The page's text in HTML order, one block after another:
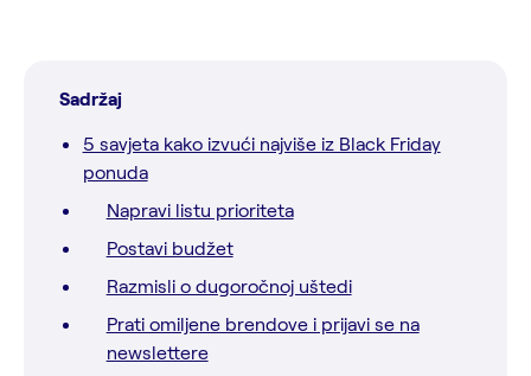
Sadržaj
5 savjeta kako izvući najviše iz Black Friday
ponuda
Napravi listu prioriteta
Postavi budžet
Razmisli o dugoročnoj uštedi
Prati omiljene brendove i prijavi se na
newslettere